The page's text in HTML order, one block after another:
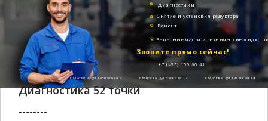
Диагностики
Снятие и установка редуктора
Ремонт
Запасные части и технические
г.Москва, ул.Бажова 17
Звоните прямо сейчас!
+7 (495) 150 60 41
г.Мытищи, ул.Колпакова 2 г.Москва, ул.Киевская 14
Диагностика 52 точки
--------